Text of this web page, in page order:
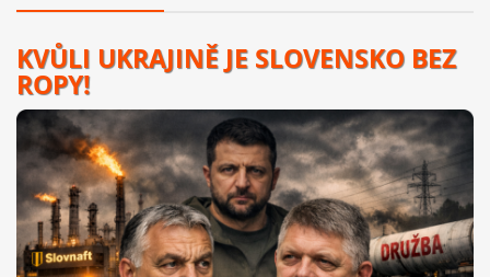
KVŮLI UKRAJINĚ JE SLOVENSKO BEZ
ROPY!